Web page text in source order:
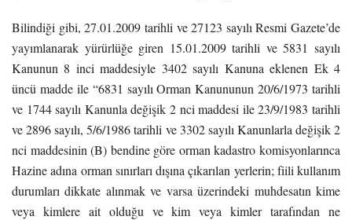
Bilindiği gibi, 27.01.2009 tarihli ve 27123 sayılı Resmi Gazete’de
yayımlanarak yürürlüğe giren 15.01.2009 tarihli ve 5831 sayılı
Kanunun 8 inci maddesiyle 3402 sayılı Kanuna eklenen Ek 4
üncü madde ile “6831 sayılı Orman Kanununun 20/6/1973 tarihli
ve 1744 sayılı Kanunla değişik 2 nci maddesi ile 23/9/1983 tarihli
ve 2896 sayılı, 5/6/1986 tarihli ve 3302 sayılı Kanunlarla değişik 2
nci maddesinin (B) bendine göre orman kadastro komisyonlarınca
Hazine adına orman sınırları dışına çıkarılan yerlerin; fiili kullanım
durumları dikkate alınmak ve varsa üzerindeki muhdesatın kime
veya kimlere ait olduğu ve kim veya kimler tarafından ne